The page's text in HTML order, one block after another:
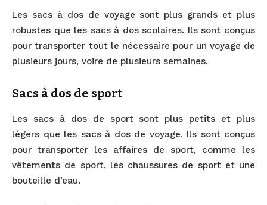
Les sacs à dos de voyage sont plus grands et plus
robustes que les sacs à dos scolaires. Ils sont conçus
pour transporter tout le nécessaire pour un voyage de
plusieurs jours, voire de plusieurs semaines.
Sacs à dos de sport
Les sacs à dos de sport sont plus petits et plus
légers que les sacs à dos de voyage. Ils sont conçus
pour transporter les affaires de sport, comme les
vêtements de sport, les chaussures de sport et une
bouteille d’eau.